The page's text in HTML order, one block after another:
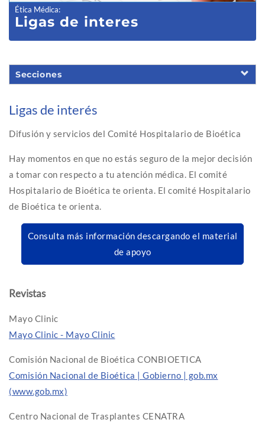
Ética Médica:
Ligas de interes
Secciones
Ligas de interés
Difusión y servicios del Comité Hospitalario de Bioética
Hay momentos en que no estás seguro de la mejor decisión
a tomar con respecto a tu atención médica. El comité
Hospitalario de Bioética te orienta. El comité Hospitalario
de Bioética te orienta.
Consulta más información descargando el material
de apoyo
Revistas
Mayo Clinic
Mayo Clinic - Mayo Clinic
Comisión Nacional de Bioética CONBIOETICA
Comisión Nacional de Bioética | Gobierno | gob.mx
(www.gob.mx)
Centro Nacional de Trasplantes CENATRA